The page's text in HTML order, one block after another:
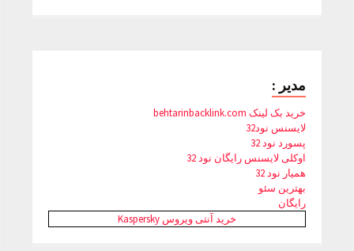
مدیر :
خرید بک لینک behtarinbacklink.com
لایسنس نود32
پسورد نود 32
اوکلی لایسنس رایگان نود 32
همیار نود 32
بهترین سئو
رایگان
خرید آنتی ویروس Kaspersky